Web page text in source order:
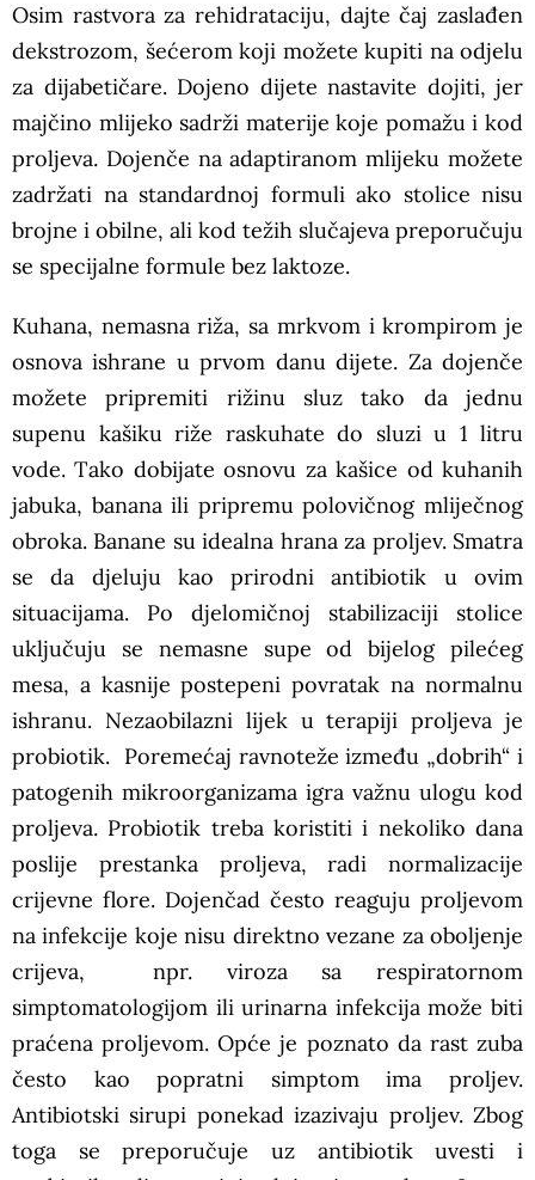
Osim rastvora za rehidrataciju, dajte čaj zaslađen
dekstrozom, šećerom koji možete kupiti na odjelu
za dijabetičare. Dojeno dijete nastavite dojiti, jer
majčino mlijeko sadrži materije koje pomažu i kod
proljeva. Dojenče na adaptiranom mlijeku možete
zadržati na standardnoj formuli ako stolice nisu
brojne i obilne, ali kod težih slučajeva preporučuju
se specijalne formule bez laktoze.
Kuhana, nemasna riža, sa mrkvom i krompirom je
osnova ishrane u prvom danu dijete. Za dojenče
možete pripremiti rižinu sluz tako da jednu
supenu kašiku riže raskuhate do sluzi u 1 litru
vode. Tako dobijate osnovu za kašice od kuhanih
jabuka, banana ili pripremu polovičnog mliječnog
obroka. Banane su idealna hrana za proljev. Smatra
se da djeluju kao prirodni antibiotik u ovim
situacijama. Po djelomičnoj stabilizaciji stolice
uključuju se nemasne supe od bijelog pilećeg
mesa, a kasnije postepeni povratak na normalnu
ishranu. Nezaobilazni lijek u terapiji proljeva je
probiotik. Poremećaj ravnoteže između „dobrih“ i
patogenih mikroorganizama igra važnu ulogu kod
proljeva. Probiotik treba koristiti i nekoliko dana
poslije prestanka proljeva, radi normalizacije
crijevne flore. Dojenčad često reaguju proljevom
na infekcije koje nisu direktno vezane za oboljenje
crijeva, npr. viroza sa respiratornom
simptomatologijom ili urinarna infekcija može biti
praćena proljevom. Opće je poznato da rast zuba
često kao popratni simptom ima proljev.
Antibiotski sirupi ponekad izazivaju proljev. Zbog
toga se preporučuje uz antibiotik uvesti i